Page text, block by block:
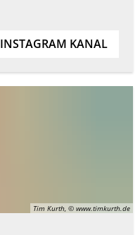
INSTAGRAM KANAL
Tim Kurth, © www.timkurth.de